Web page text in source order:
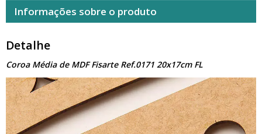
Informações sobre o produto
Detalhe
Coroa Média de MDF Fisarte Ref.0171 20x17cm FL